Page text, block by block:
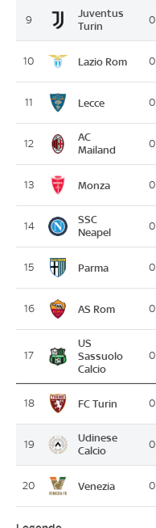
9
Juventus
Turin
0
10 Lazio Rom 0
11 Lecce 0
12
AC
Mailand
0
13 Monza 0
14
SSC
Neapel
0
15 Parma 0
16 AS Rom 0
17
US
Sassuolo
Calcio
0
18 FC Turin 0
19
Udinese
Calcio
0
20 Venezia 0